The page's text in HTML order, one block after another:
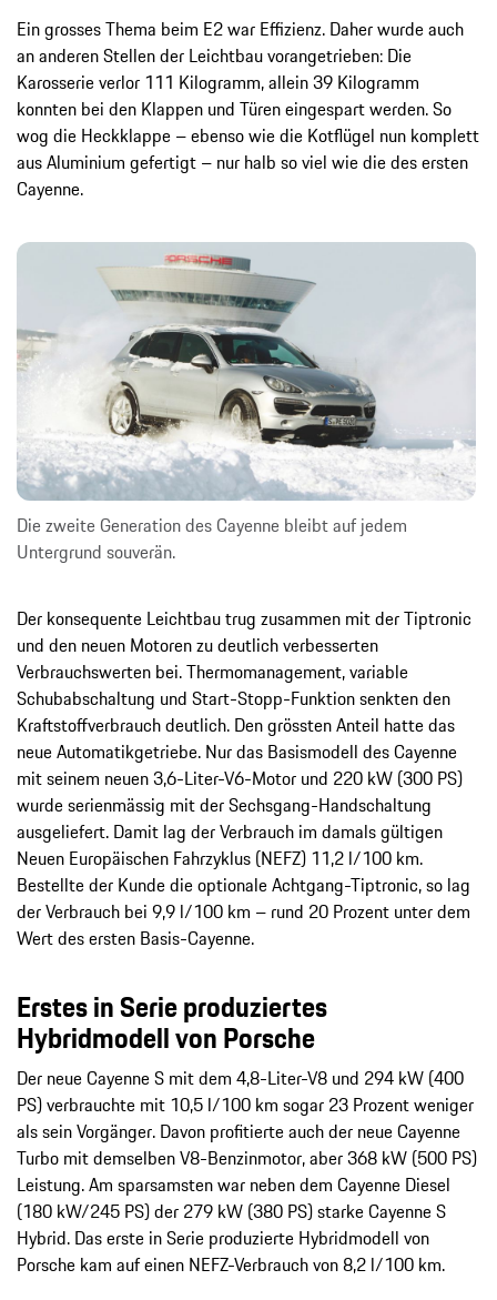
Ein grosses Thema beim E2 war Effizienz. Daher wurde auch
an anderen Stellen der Leichtbau vorangetrieben: Die
Karosserie verlor 111 Kilogramm, allein 39 Kilogramm
konnten bei den Klappen und Türen eingespart werden. So
wog die Heckklappe – ebenso wie die Kotflügel nun komplett
aus Aluminium gefertigt – nur halb so viel wie die des ersten
Cayenne.
Die zweite Generation des Cayenne bleibt auf jedem
Untergrund souverän.
Der konsequente Leichtbau trug zusammen mit der Tiptronic
und den neuen Motoren zu deutlich verbesserten
Verbrauchswerten bei. Thermomanagement, variable
Schubabschaltung und Start-Stopp-Funktion senkten den
Kraftstoffverbrauch deutlich. Den grössten Anteil hatte das
neue Automatikgetriebe. Nur das Basismodell des Cayenne
mit seinem neuen 3,6-Liter-V6-Motor und 220 kW (300 PS)
wurde serienmässig mit der Sechsgang-Handschaltung
ausgeliefert. Damit lag der Verbrauch im damals gültigen
Neuen Europäischen Fahrzyklus (NEFZ) 11,2 l/100 km.
Bestellte der Kunde die optionale Achtgang-Tiptronic, so lag
der Verbrauch bei 9,9 l/100 km – rund 20 Prozent unter dem
Wert des ersten Basis-Cayenne.
Erstes in Serie produziertes
Hybridmodell von Porsche
Der neue Cayenne S mit dem 4,8-Liter-V8 und 294 kW (400
PS) verbrauchte mit 10,5 l/100 km sogar 23 Prozent weniger
als sein Vorgänger. Davon profitierte auch der neue Cayenne
Turbo mit demselben V8-Benzinmotor, aber 368 kW (500 PS)
Leistung. Am sparsamsten war neben dem Cayenne Diesel
(180 kW/245 PS) der 279 kW (380 PS) starke Cayenne S
Hybrid. Das erste in Serie produzierte Hybridmodell von
Porsche kam auf einen NEFZ-Verbrauch von 8,2 l/100 km.